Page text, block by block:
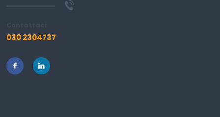
030 2304737